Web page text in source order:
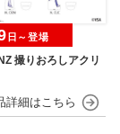
撮りおろしアクリ
日～登場